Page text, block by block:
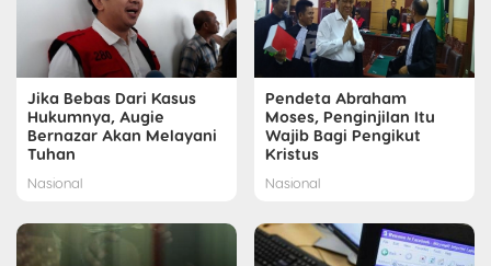
Jika Bebas Dari Kasus
Hukumnya, Augie
Bernazar Akan Melayani
Tuhan
Nasional
Pendeta Abraham
Moses, Penginjilan Itu
Wajib Bagi Pengikut
Kristus
Nasional